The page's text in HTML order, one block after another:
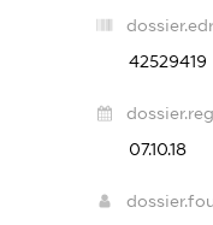
42529419
07.10.18